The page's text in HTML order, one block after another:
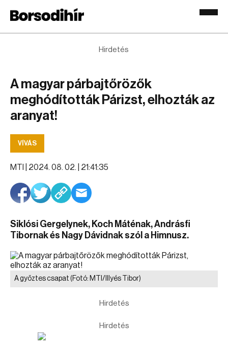
Hirdetés
A magyar párbajtőrözők
meghódították Párizst, elhozták az
aranyat!
VÍVÁS
MTI | 2024. 08. 02. | 21:41:35
Siklósi Gergelynek, Koch Máténak, Andrásfi
Tibornak és Nagy Dávidnak szól a Himnusz.
A győztes csapat (Fotó: MTI/Illyés Tibor)
Hirdetés
Hirdetés